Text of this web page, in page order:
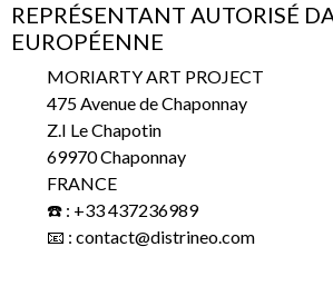
REPRÉSENTANT AUTORISÉ
EUROPÉENNE
MORIARTY ART PROJECT
475 Avenue de Chaponnay
Z.I Le Chapotin
69970 Chaponnay
FRANCE
☎️ : +33 437236989
📧 : contact@distrineo.com